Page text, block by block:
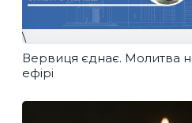
\
Вервиця єднає. Молитва
ефірі